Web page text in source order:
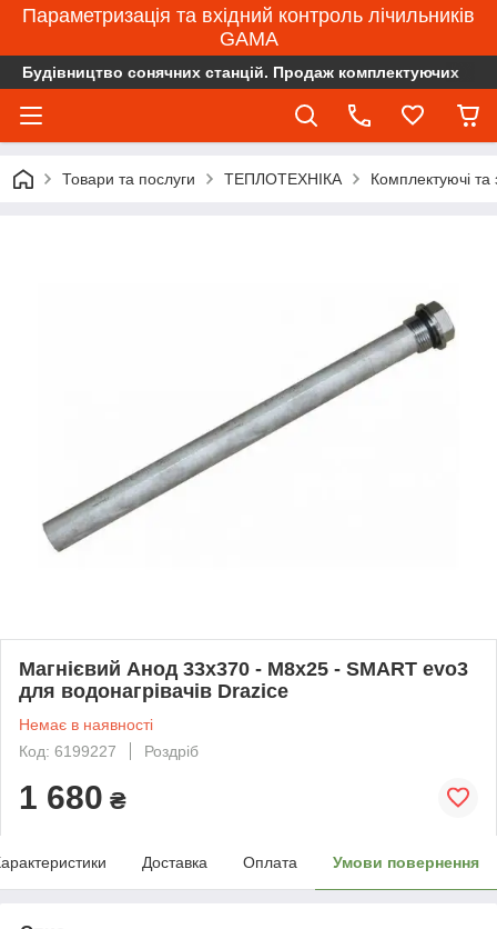
Параметризація та вхідний контроль лічильників
GAMA
Будівництво сонячних станцій. Продаж комплектуючих
Товари та послуги ТЕПЛОТЕХНІКА Комплектуючі та
Магнієвий Анод 33x370 - M8x25 - SMART evo3
для водонагрівачів Drazice
Немає в наявності
Код: 6199227
Роздріб
1 680 ₴
Доставка Оплата Умови повернення